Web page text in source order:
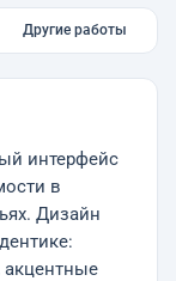
Другие работы
интерфейс
в
Дизайн
акцентные